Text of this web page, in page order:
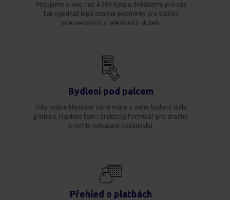
Pečujeme o více než 4 000 bytů a dokážeme pro vás
tak vyjednat lepší cenové podmínky pro balíčky
internetových a televizních služeb.
Bydlení pod palcem
Díky online klientské zóně máte o svém bydlení stále
přehled. Najdete tam i praktický formulář pro snadné
a rychlé nahlášení požadavků.
Přehled o platbách